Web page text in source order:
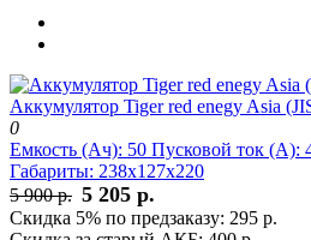
Аккумулятор Tiger red enegy Asia
0
Емкость (Ач): 50 Пусковой ток (А):
Габариты: 238x127x220
5 900 р. 5 205 р.
Скидка 5% по предзаказу: 295 р.